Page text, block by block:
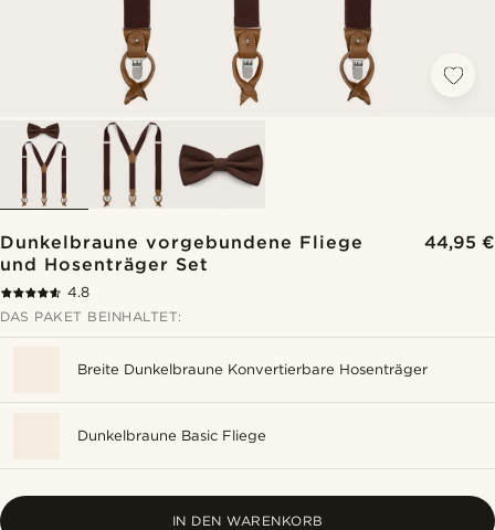
Dunkelbraune vorgebundene Fliege
und Hosenträger Set
44,95 €
4.8
DAS PAKET BEINHALTET:
Breite Dunkelbraune Konvertierbare Hosenträger
Dunkelbraune Basic Fliege
IN DEN WARENKORB